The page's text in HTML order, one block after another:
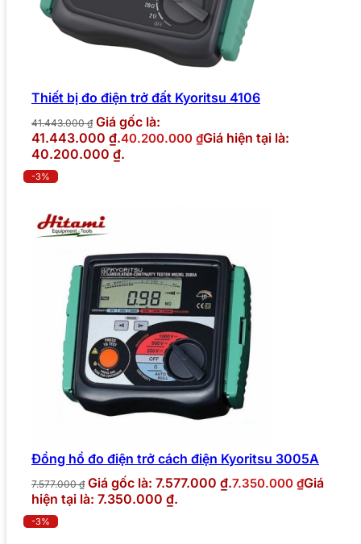
Thiết bị đo điện trở đất Kyoritsu 4106
41.443.000₫ Giá gốc là:
41.443.000 ₫.40.200.000 ₫Giá hiện tại là:
40.200.000 ₫.
-3%
Đồng hồ đo điện trở cách điện Kyoritsu 3005A
7.577.000₫ Giá gốc là: 7.577.000 ₫.7.350.000 ₫Giá
hiện tại là: 7.350.000 ₫.
-3%